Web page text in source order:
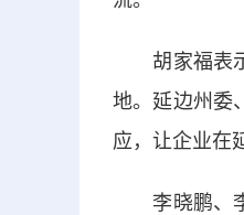
胡家福表示
地。延边州委
应，让企业在
李晓鹏、李